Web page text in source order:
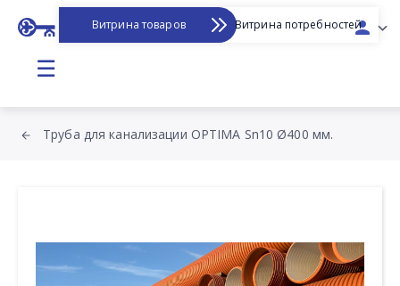
Витрина товаров Витрина потребностей
☰
Труба для канализации OPTIMA Sn10 Ø400 мм.